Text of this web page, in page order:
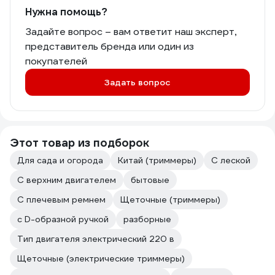
купить косу и ручками косить.
триммер, не знаю под какой рост он
расчитан, но для моего 179, он
чувствуется большим
Нужна помощь?
Задайте вопрос – вам ответит наш эксперт,
представитель бренда или один из
покупателей
Задать вопрос
Этот товар из подборок
Для сада и огорода Китай (триммеры)
С леской
С верхним двигателем
бытовые
С плечевым ремнем
Щеточные (триммеры)
с D-образной ручкой
разборные
Тип двигателя электрический 220 в
Щеточные (электрические триммеры)